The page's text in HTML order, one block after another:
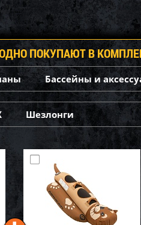
ПОКУПАЮТ В
Бассейны и
Шезлонги